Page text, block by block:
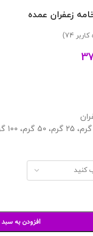
زعفران عمده
74
)
افزودن به